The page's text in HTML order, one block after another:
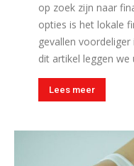
op zoek zijn naar
opties is het lokale
gevallen
dit artikel leggen we
Lees meer